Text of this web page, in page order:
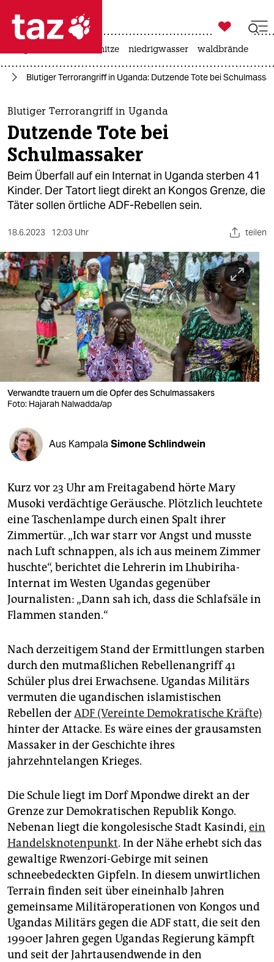
 taz zahl ich
taz zahl ich
themen
politik
öko
gesellschaft
sport
berlin
nord
wahrheit
verlag
verlag
veranstaltungen
shop
fragen & hilfe
unterstützen
abo
genossenschaft
epaper login

taz zahl ich
hitze niedrigwasser waldbrände
Blutiger Terrorangriff in Uganda: Dutzende Tote bei
Blutiger Terrorangriff in Uganda
Dutzende Tote bei
Schulmassaker
Beim Überfall auf ein Internat in Uganda sterben 41
Kinder. Der Tatort liegt direkt an Kongos Grenze, die
Täter sollen örtliche ADF-Rebellen sein.
18.6.2023 12:03 Uhr teilen
Verwandte trauern um die Opfer des Schulmassakers
Foto: Hajarah Nalwadda/ap
Aus Kampala Simone Schlindwein
Kurz vor 23 Uhr am Freitagabend hörte Mary
Musoki verdächtige Geräusche. Plötzlich leuchtete
eine Taschenlampe durch einen Spalt ihrer
Zimmertür. „Ich war starr vor Angst und musste
nach Luft schnappen, als ich aus meinem Zimmer
huschte“, berichtet die Lehrerin im Lhubiriha-
Internat im Westen Ugandas gegenüber
Journalisten: „Dann sah ich, dass die Schlafsäle in
Flammen standen.“
Nach derzeitigem Stand der Ermittlungen starben
durch den mutmaßlichen Rebellenangriff 41
Schüler plus drei Erwachsene. Ugandas Militärs
vermuten die ugandischen islamistischen
Rebellen derADF (Vereinte Demokratische Kräfte)
hinter der Attacke. Es wäre eines der grausamsten
Massaker in der Geschichte ihres
jahrzehntelangen Krieges.
Die Schule liegt im Dorf Mpondwe direkt an der
Grenze zur Demokratischen Republik Kongo.
Nebenan liegt die kongolesische Stadt Kasindi, ein
Handelsknotenpunkt. In der Nähe erhebt sich das
gewaltige Rwenzori-Gebirge mit seinen
schneebedeckten Gipfeln. In diesem unwirtlichen
Terrain finden seit über eineinhalb Jahren
gemeinsame Militäroperationen von Kongos und
Ugandas Militärs gegen die ADF statt, die seit den
1990er Jahren gegen Ugandas Regierung kämpft
und seit der Jahrtausendwende in den